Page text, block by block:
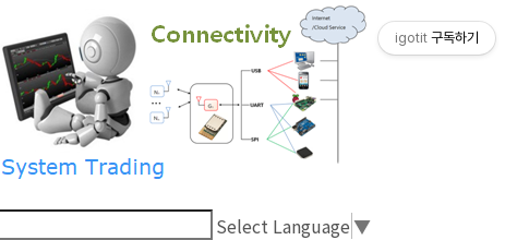
Select Language▼
igotit 구독하기